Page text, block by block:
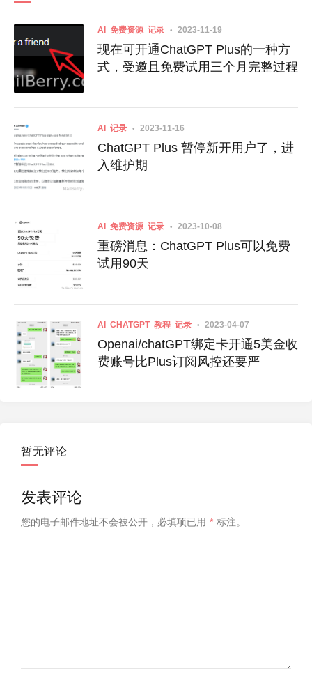
AI 免费资源 记录 2023-11-19
现在可开通ChatGPT Plus的一种方
式，受邀且免费试用三个月完整过程
AI 记录 2023-11-16
ChatGPT Plus 暂停新开用户了，进
入维护期
AI 免费资源 记录 2023-10-08
重磅消息：ChatGPT Plus可以免费
试用90天
AI CHATGPT 教程 记录 2023-04-07
Openai/chatGPT绑定卡开通5美金收
费账号比Plus订阅风控还要严
暂无评论
发表评论
您的电子邮件地址不会被公开， 必填项已用 * 标注。